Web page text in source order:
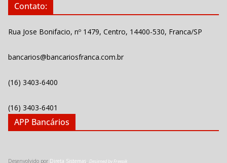
Contato:
Rua Jose Bonifacio, nº 1479, Centro, 14400-530, Franca/SP
bancarios@bancariosfranca.com.br
(16) 3403-6400
(16) 3403-6401
APP Bancários
Desenvolvido por Direta Sistemas. Designed by Freepik